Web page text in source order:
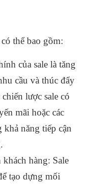
thể bao gồm:
của sale là tăng
cầu và thúc đẩy
lược sale có
mãi hoặc các
năng tiếp cận
hàng: Sale
tạo dựng mối